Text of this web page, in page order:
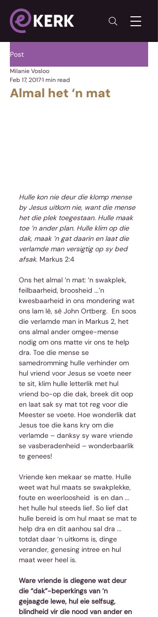
Post
Almal het ‘n mat
Milanie Vosloo
Feb 17, 20171 min read
Hulle kon nie deur die klomp mense
by Jesus uitkom nie, want die mense
het die plek toegestaan. Hulle maak
toe ’n ander plan. Hulle klim op die
dak, maak ’n gat daarin en laat die
verlamde man versigtig op sy bed
afsak. Markus 2:4
Ons het almal ‘n mat: ‘n swakplek,
feilbaarheid, broosheid ...’n
kwesbaarheid in ons mondering wat
ons lam lê, sê John Ortberg.  En soos
die verlamde man in Markus 2, het
ons almal ander omgee-mense
nodig om ons matte vir ons te help
dra. Toe die mense se
samedromming hulle verhinder om
hul vriend voor Jesus se voete neer
te sit, klim hulle letterlik met hul
vriend bo-op die dak, breek dit oop
en laat sak sy mat tot reg voor die
Meester se voete. Hoe wonderlik dat
Jesus toe die kans kry om die
verlamde – danksy sy ware vriende
se vasberadenheid – wonderbaarlik
te genees!
Vriende ken mekaar se matte. Hulle
weet wat hul maats se swakplekke,
foute en weerloosheid  is en dan ...
het hulle hul steeds lief. So lief dat
hulle bereid is om hul maat se mat te
help dra en dit aanhou sal dra ...
totdat daar ‘n uitkoms is, dinge
verander, genesing intree en hul
maat weer heel is.
Ware vriende is diegene wat deur
die “dak”-beperkings van ‘n
gejaagde lewe, hul eie selfsug,
blindheid vir die nood van ander en